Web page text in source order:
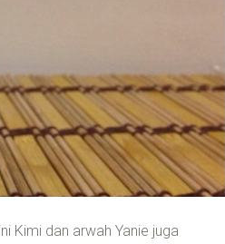
Kimi dan arwah Yanie juga